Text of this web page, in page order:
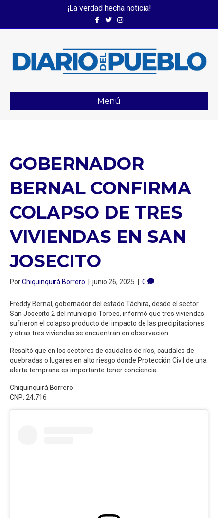
¡La verdad hecha noticia!
FacebookTwitterInstagram
Menú
GOBERNADOR
BERNAL CONFIRMA
COLAPSO DE TRES
VIVIENDAS EN SAN
JOSECITO
PorChiquinquirá Borrero | junio 26, 2025 | 0
Freddy Bernal, gobernador del estado Táchira, desde el sector
San Josecito 2 del municipio Torbes, informó que tres viviendas
sufrieron el colapso producto del impacto de las precipitaciones
y otras tres viviendas se encuentran en observación.
Resaltó que en los sectores de caudales de ríos, caudales de
quebradas o lugares en alto riesgo donde Protección Civil de una
alerta temprana es importante tener conciencia.
Chiquinquirá Borrero
CNP: 24.716